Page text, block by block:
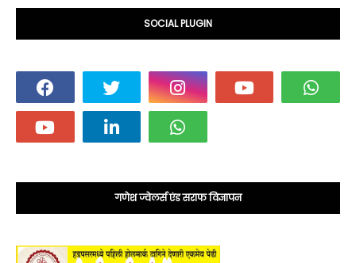
SOCIAL PLUGIN
गणेश ज्वेलर्स एंड सराफ विज्ञापन